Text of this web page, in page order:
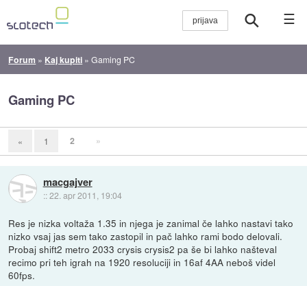
☰
Forum » Kaj kupiti »Gaming PC
Gaming PC
« 1 2 »
macgajver
::22. apr 2011, 19:04
Res je nizka voltaža 1.35 in njega je zanimal če lahko nastavi tako
nizko vsaj jas sem tako zastopil in pač lahko rami bodo delovali.
Probaj shift2 metro 2033 crysis crysis2 pa še bi lahko našteval
recimo pri teh igrah na 1920 resoluciji in 16af 4AA neboš videl
60fps.